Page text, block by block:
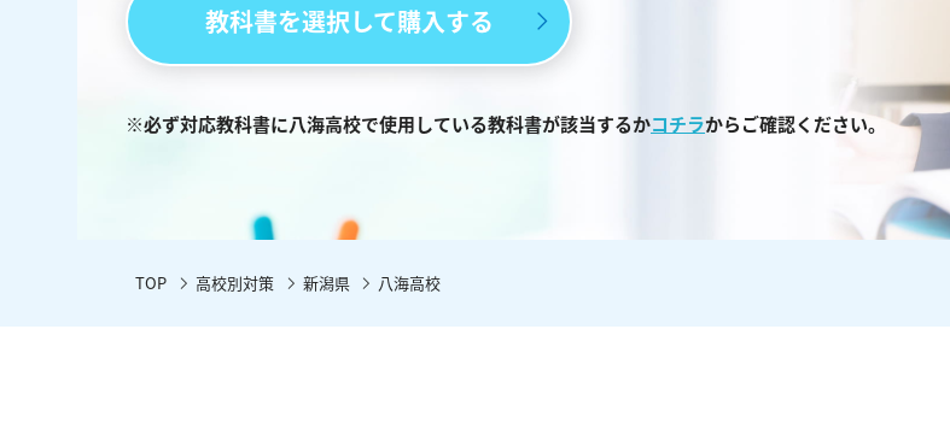
教科書を選択して購入する
※必ず対応教科書に八海高校で使用している教科書が該当するかコチラからご確認ください。
TOP 高校別対策 新潟県 八海高校